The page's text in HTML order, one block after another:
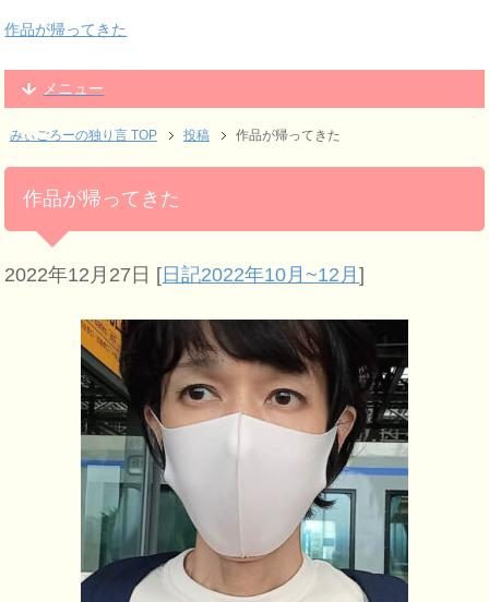
作品が帰ってきた
メニュー
みぃごろーの独り言 TOP 投稿 作品が帰ってきた
作品が帰ってきた
2022年12月27日 [ 日記2022年10月~12月]